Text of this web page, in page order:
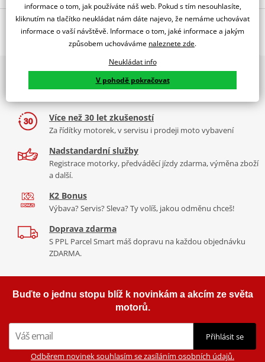
Jsme autorizovaný
dealer značky PUIG
RACING SCREEN KAW.ZX6R/RR 05-08/ZX10R 06-07 C/D.SM
Tabulka velikostí
Co když mi to nebude
O výrobci
PUIG byl založen v roce 1964 ve Španělsku. Vyrábí se ve městě
Granollers poblíž Barcelony na ploše 8 000 m² v objektu, který se
dělí na 3 části: komerční, odlitkovou a kovových součástek. Již 40
let se účastní nejslavnějších závodů motocyklů po celém světě. V
naší nabídce naleznete doplňky a příslušenství například: plexi,
padací protektory a mnoho dalšího.
Zobrazit všechny produktyznačky PUIG
2x multibrand showroom
9 značek motocyklů, servis, oblečení, doplňky i náhradní
Více než 30 let zkušeností
Za řídítky motorek, v servisu i prodeji moto vybavení
Nadstandardní služby
Registrace motorky, předváděcí jízdy zdarma, výměna zboží
a další.
K2 Bonus
Výbava? Servis? Sleva? Ty volíš, jakou odměnu chceš!
Doprava zdarma
S PPL Parcel Smart máš dopravu na každou objednávku
ZDARMA.
Buďte o jednu stopu blíž k novinkám a akcím ze světa
motorů.
Přihlásit se
Odběrem novinek souhlasím se zasíláním osobních údajů.
informace o tom, jak používáte náš web. Pokud s tím nesouhlasíte,
kliknutím na tlačítko neukládat nám dáte najevo, že nemáme uchovávat
informace o vaší návštěvě. Informace o tom, jaké informace a jakým
způsobem uchováváme naleznete zde.
Neukládat info
V pohodě pokračovat